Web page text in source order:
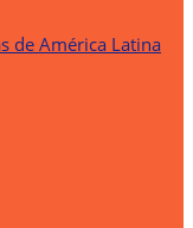
de América Latina